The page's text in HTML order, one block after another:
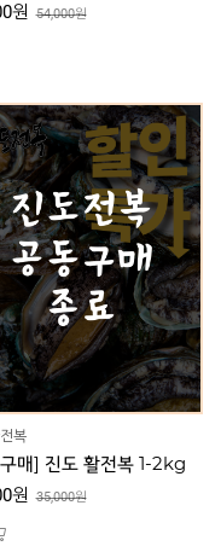
원 54,000원
복
매] 진도 활전복 1-2kg
원 35,000원